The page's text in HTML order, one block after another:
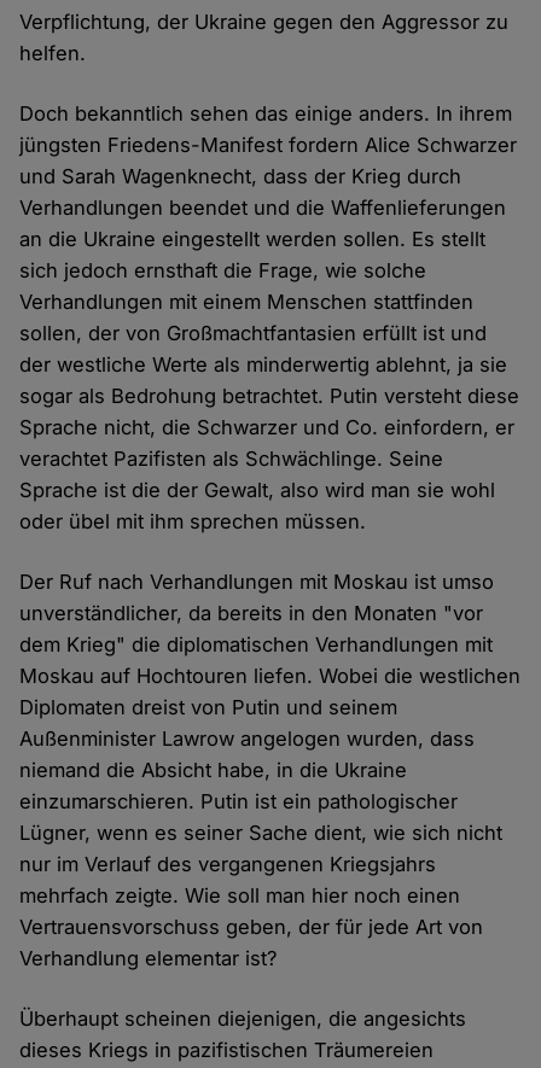
Verpflichtung, der Ukraine gegen den Aggressor zu
helfen.
Doch bekanntlich sehen das einige anders. In ihrem
jüngsten Friedens-Manifest fordern Alice Schwarzer
und Sarah Wagenknecht, dass der Krieg durch
Verhandlungen beendet und die Waffenlieferungen
an die Ukraine eingestellt werden sollen. Es stellt
sich jedoch ernsthaft die Frage, wie solche
Verhandlungen mit einem Menschen stattfinden
sollen, der von Großmachtfantasien erfüllt ist und
der westliche Werte als minderwertig ablehnt, ja sie
sogar als Bedrohung betrachtet. Putin versteht diese
Sprache nicht, die Schwarzer und Co. einfordern, er
verachtet Pazifisten als Schwächlinge. Seine
Sprache ist die der Gewalt, also wird man sie wohl
oder übel mit ihm sprechen müssen.
Der Ruf nach Verhandlungen mit Moskau ist umso
unverständlicher, da bereits in den Monaten "vor
dem Krieg" die diplomatischen Verhandlungen mit
Moskau auf Hochtouren liefen. Wobei die westlichen
Diplomaten dreist von Putin und seinem
Außenminister Lawrow angelogen wurden, dass
niemand die Absicht habe, in die Ukraine
einzumarschieren. Putin ist ein pathologischer
Lügner, wenn es seiner Sache dient, wie sich nicht
nur im Verlauf des vergangenen Kriegsjahrs
mehrfach zeigte. Wie soll man hier noch einen
Vertrauensvorschuss geben, der für jede Art von
Verhandlung elementar ist?
Überhaupt scheinen diejenigen, die angesichts
dieses Kriegs in pazifistischen Träumereien